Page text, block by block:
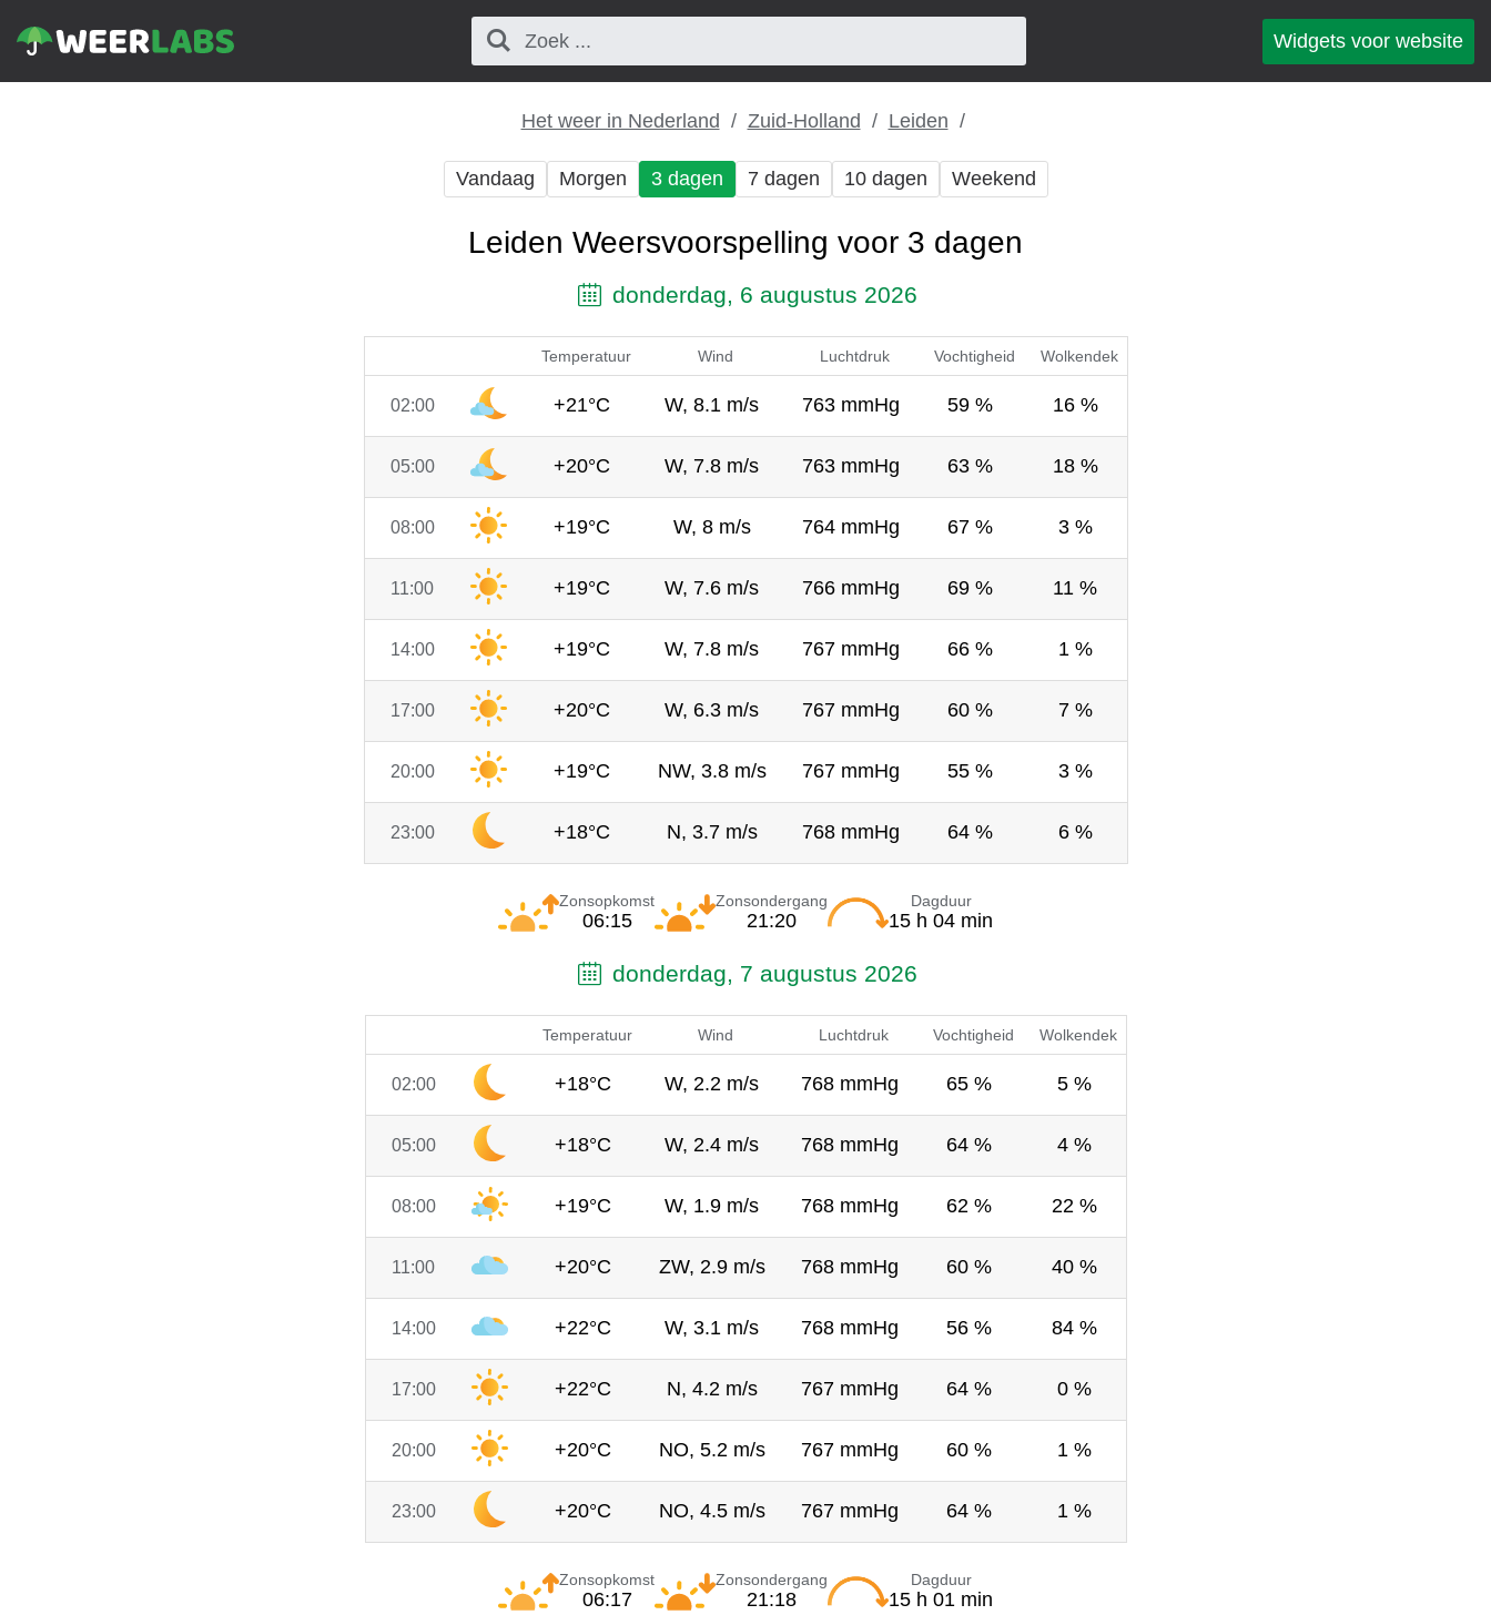
Widgets voor website
Het weer in Nederland Zuid-Holland Leiden
Vandaag Morgen 3 dagen 7 dagen 10 dagen Weekend
Leiden Weersvoorspelling voor 3 dagen
donderdag, 6 augustus 2026
Temperatuur Wind Luchtdruk Vochtigheid Wolkendek
02:00 +21°C W, 8.1 m/s 763 mmHg 59 % 16 %
05:00 +20°C W, 7.8 m/s 763 mmHg 63 % 18 %
08:00 +19°C W, 8 m/s 764 mmHg 67 % 3 %
11:00 +19°C W, 7.6 m/s 766 mmHg 69 % 11 %
14:00 +19°C W, 7.8 m/s 767 mmHg 66 % 1 %
17:00 +20°C W, 6.3 m/s 767 mmHg 60 % 7 %
20:00 +19°C NW, 3.8 m/s 767 mmHg 55 % 3 %
23:00 +18°C N, 3.7 m/s 768 mmHg 64 % 6 %
Zonsopkomst
06:15
Zonsondergang
21:20
Dagduur
15 h 04 min
donderdag, 7 augustus 2026
Temperatuur Wind Luchtdruk Vochtigheid Wolkendek
02:00 +18°C W, 2.2 m/s 768 mmHg 65 % 5 %
05:00 +18°C W, 2.4 m/s 768 mmHg 64 % 4 %
08:00 +19°C W, 1.9 m/s 768 mmHg 62 % 22 %
11:00 +20°C ZW, 2.9 m/s 768 mmHg 60 % 40 %
14:00 +22°C W, 3.1 m/s 768 mmHg 56 % 84 %
17:00 +22°C N, 4.2 m/s 767 mmHg 64 % 0 %
20:00 +20°C NO, 5.2 m/s 767 mmHg 60 % 1 %
23:00 +20°C NO, 4.5 m/s 767 mmHg 64 % 1 %
Zonsopkomst
06:17
Zonsondergang
21:18
Dagduur
15 h 01 min